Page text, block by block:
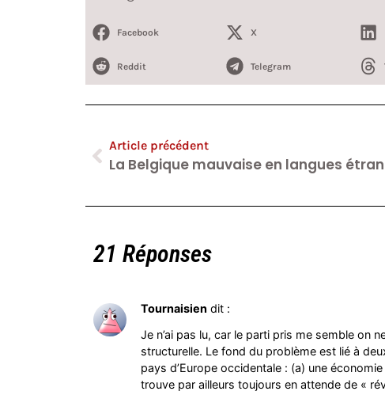
Facebook X
Reddit Telegram
Article précédent
21 Réponses
Tournaisien dit :
Je n’ai pas lu, car le parti pris me semble on
structurelle. Le fond du problème est lié à
pays d’Europe occidentale : (a) une
trouve par ailleurs toujours en attende de «